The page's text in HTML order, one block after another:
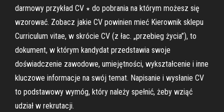
darmowy przykład CV ∗ do pobrania na którym możesz się
wzorować. Zobacz jakie CV powinien mieć Kierownik sklepu
Curriculum vitae, w skrócie CV (z łac. „przebieg życia”), to
dokument, w którym kandydat przedstawia swoje
doświadczenie zawodowe, umiejętności, wykształcenie i inne
kluczowe informacje na swój temat. Napisanie i wysłanie CV
to podstawowy wymóg, który należy spełnić, żeby wziąć
udział w rekrutacji.